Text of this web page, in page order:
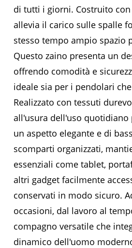
di tutti i giorni. Costruito
allevia il carico sulle spalle
stesso tempo ampio spazio
Questo zaino presenta un
offrendo comodità e
ideale sia per i pendolari
Realizzato con tessuti
all'usura dell'uso quotidiano
un aspetto elegante e di
scomparti organizzati,
essenziali come tablet,
altri gadget facilmente
conservati in modo sicuro.
occasioni, dal lavoro al
compagno versatile che
dinamico dell'uomo